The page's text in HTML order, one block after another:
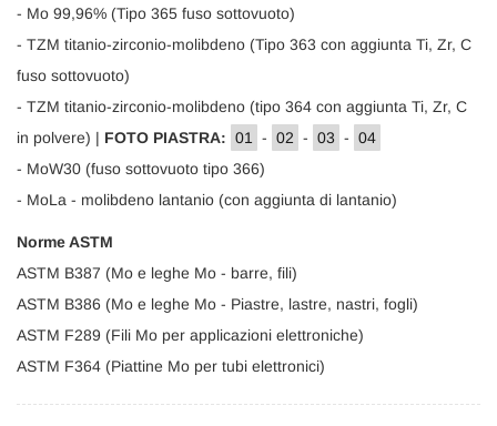
- Mo 99,96% (Tipo 365 fuso sottovuoto)
- TZM titanio-zirconio-molibdeno (Tipo 363 con aggiunta Ti, Zr, C
fuso sottovuoto)
- TZM titanio-zirconio-molibdeno (tipo 364 con aggiunta Ti, Zr, C
in polvere) | FOTO PIASTRA: 01 - 02 - 03 - 04
- MoW30 (fuso sottovuoto tipo 366)
- MoLa - molibdeno lantanio (con aggiunta di lantanio)
Norme ASTM
ASTM B387 (Mo e leghe Mo - barre, fili)
ASTM B386 (Mo e leghe Mo - Piastre, lastre, nastri, fogli)
ASTM F289 (Fili Mo per applicazioni elettroniche)
ASTM F364 (Piattine Mo per tubi elettronici)